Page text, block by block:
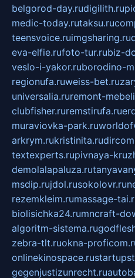
belgorod-day.rudigilith.ru
medic-today.rutaksu.ru
teensvoice.ruimgsharing.ru
eva-elfie.rufoto-tur.rubiz-
veslo-i-yakor.ruborodino-
regionufa.ruweiss-bet.ru
universalia.ruremont-
clubfisher.ruremstirufa.ru
muraviovka-park.ru
arkrym.rukristinita.ru
textexperts.rupivnaya-
demolalapaluza.ru
msdip.rujdol.rusokolovr.ru
rezemkleim.rumassage-
biolisichka24.rumncraft-
algoritm-sistema.ru
zebra-tlt.ruokna-
onlinekinospace.ru
gegenjustizunrecht.ru